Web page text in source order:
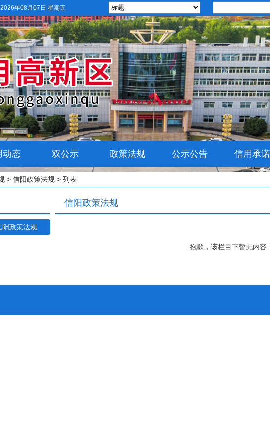
年08月07日 星期五
动态 双公示 政策法规 公示公告 信用承诺
> 信阳政策法规 > 列表
阳政策法规
信阳政策法规
抱歉，该栏目下暂无内容